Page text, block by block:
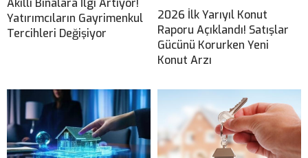
Akıllı Binalara İlgi Artıyor!
Yatırımcıların Gayrimenkul
Tercihleri Değişiyor
2026 İlk Yarıyıl Konut
Raporu Açıklandı! Satışlar
Gücünü Korurken Yeni
Konut Arzı